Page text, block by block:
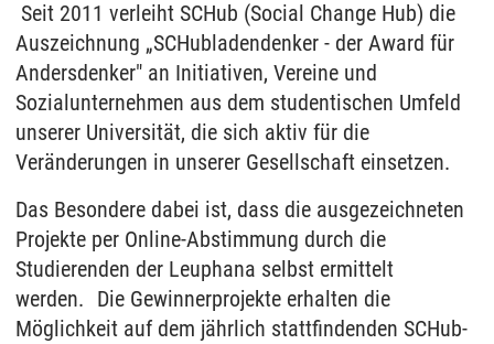
Seit 2011 verleiht SCHub (Social Change Hub) die
Auszeichnung „SCHubladendenker - der Award für
Andersdenker" an Initiativen, Vereine und
Sozialunternehmen aus dem studentischen Umfeld
unserer Universität, die sich aktiv für die
Veränderungen in unserer Gesellschaft einsetzen.
Das Besondere dabei ist, dass die ausgezeichneten
Projekte per Online-Abstimmung durch die
Studierenden der Leuphana selbst ermittelt
werden. Die Gewinnerprojekte erhalten die
Möglichkeit auf dem jährlich stattfindenden SCHub-